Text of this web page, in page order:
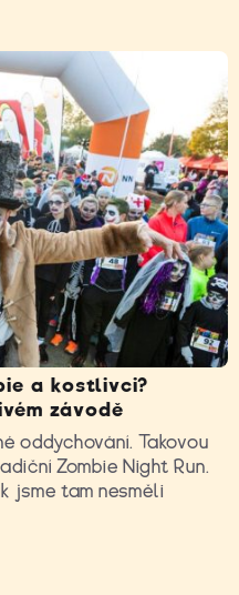
a kostlivci?
závodě
oddychování. Takovou
Zombie Night Run.
jsme tam nesměli